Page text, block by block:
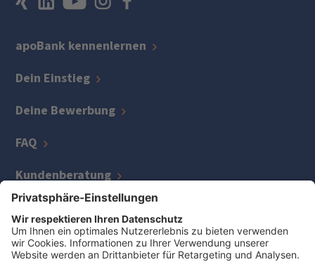
apoBank kennenlernen
Dein Einstieg
Deine Bewerbung
FAQ
Kundenberatung
IT
Kreditmanagement